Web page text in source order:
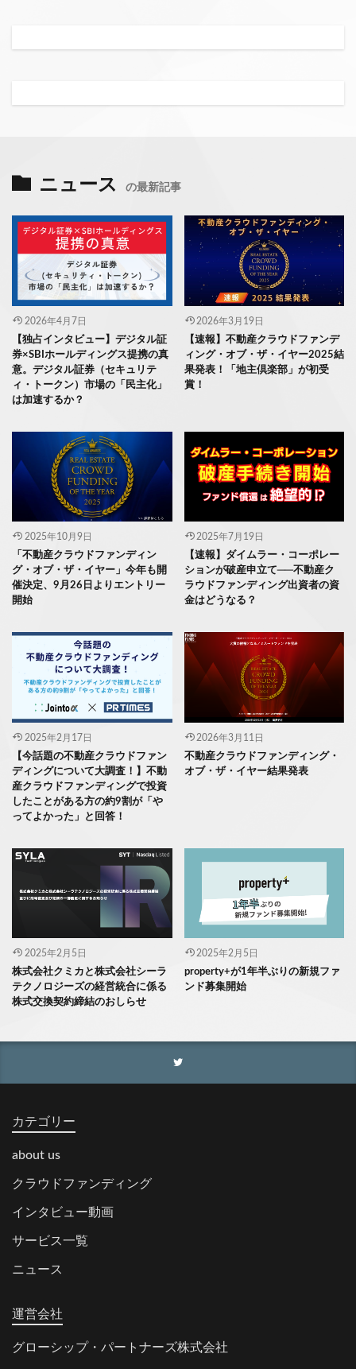
ニュース の最新記事
2026年4月7日
【独占インタビュー】デジタル証
券×SBIホールディングス提携の真
意。デジタル証券（セキュリテ
ィ・トークン）市場の「民主化」
は加速するか？
2026年3月19日
【速報】不動産クラウドファンデ
ィング・オブ・ザ・イヤー2025結
果発表！「地主倶楽部」が初受
賞！
2025年10月9日
「不動産クラウドファンディン
グ・オブ・ザ・イヤー」今年も開
催決定、9月26日よりエントリー
開始
2025年7月19日
【速報】ダイムラー・コーポレー
ションが破産申立て──不動産ク
ラウドファンディング出資者の資
金はどうなる？
2025年2月17日
【今話題の不動産クラウドファン
ディングについて大調査！】不動
産クラウドファンディングで投資
したことがある方の約9割が「や
ってよかった」と回答！
2026年3月11日
不動産クラウドファンディング・
オブ・ザ・イヤー結果発表
2025年2月5日
株式会社クミカと株式会社シーラ
テクノロジーズの経営統合に係る
株式交換契約締結のおしらせ
2025年2月5日
property+が1年半ぶりの新規ファ
ンド募集開始
カテゴリー
about us
クラウドファンディング
インタビュー動画
サービス一覧
ニュース
運営会社
グローシップ・パートナーズ株式会社